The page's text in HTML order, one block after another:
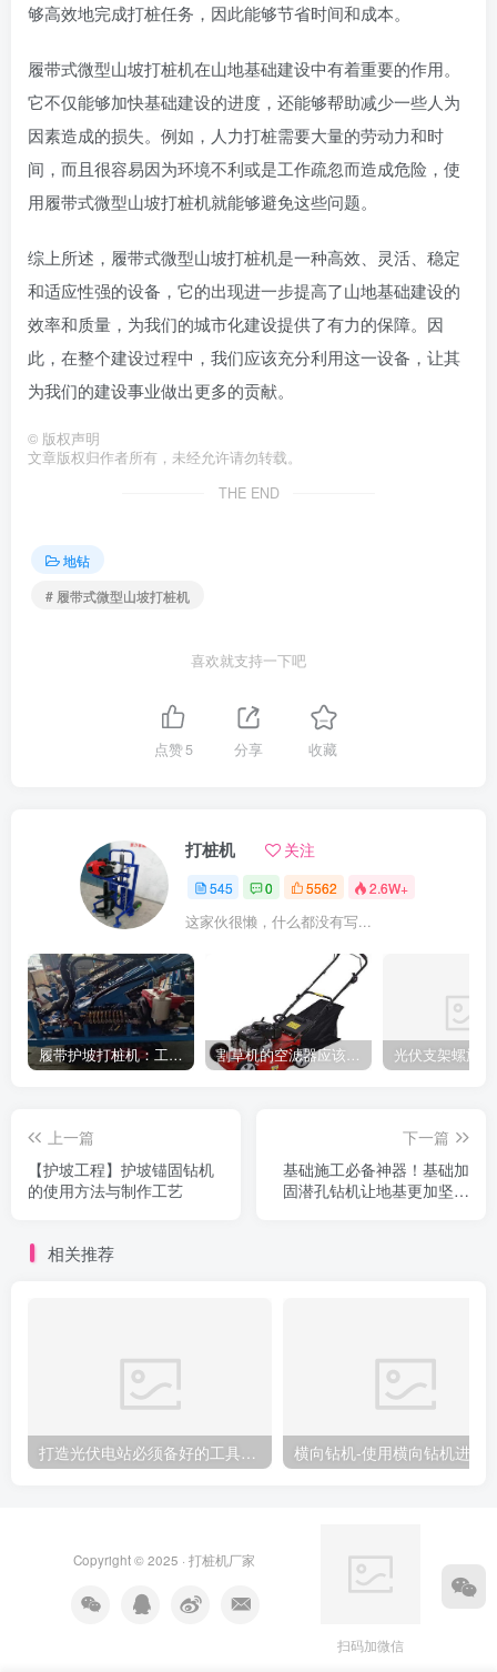
够高效地完成打桩任务，因此能够节省时间和成本。
履带式微型山坡打桩机在山地基础建设中有着重要的作用。
它不仅能够加快基础建设的进度，还能够帮助减少一些人为
因素造成的损失。例如，人力打桩需要大量的劳动力和时
间，而且很容易因为环境不利或是工作疏忽而造成危险，使
用履带式微型山坡打桩机就能够避免这些问题。
综上所述，履带式微型山坡打桩机是一种高效、灵活、稳定
和适应性强的设备，它的出现进一步提高了山地基础建设的
效率和质量，为我们的城市化建设提供了有力的保障。因
此，在整个建设过程中，我们应该充分利用这一设备，让其
为我们的建设事业做出更多的贡献。
© 版权声明
文章版权归作者所有，未经允许请勿转载。
THE END
地钻
# 履带式微型山坡打桩机
喜欢就支持一下吧
点赞5 分享 收藏
打桩机 关注
545 0 5562 2.6W+
这家伙很懒，什么都没有写...
履带护坡打桩机：工地施工利器 割草机的空滤器应该怎么清洁
上一篇
【护坡工程】护坡锚固钻机
的使用方法与制作工艺
下一篇
基础施工必备神器！基础加
固潜孔钻机让地基更加坚固
相关推荐
打造光伏电站必须备好的工具：光伏压桩机
Copyright © 2025 · 打桩机厂家
扫码加微信